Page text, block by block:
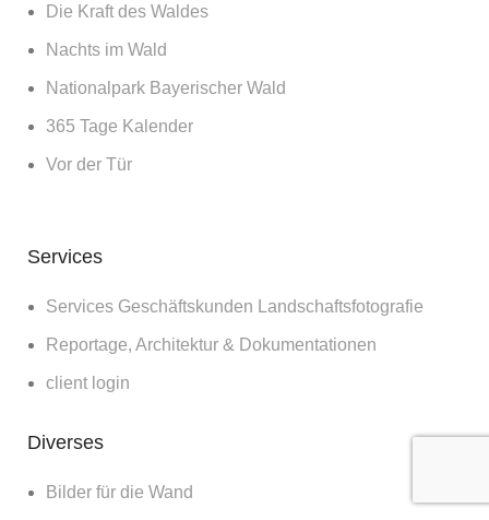
Die Kraft des Waldes
Nachts im Wald
Nationalpark Bayerischer Wald
365 Tage Kalender
Vor der Tür
Services
Services Geschäftskunden Landschaftsfotografie
Reportage, Architektur & Dokumentationen
client login
Diverses
Bilder für die Wand